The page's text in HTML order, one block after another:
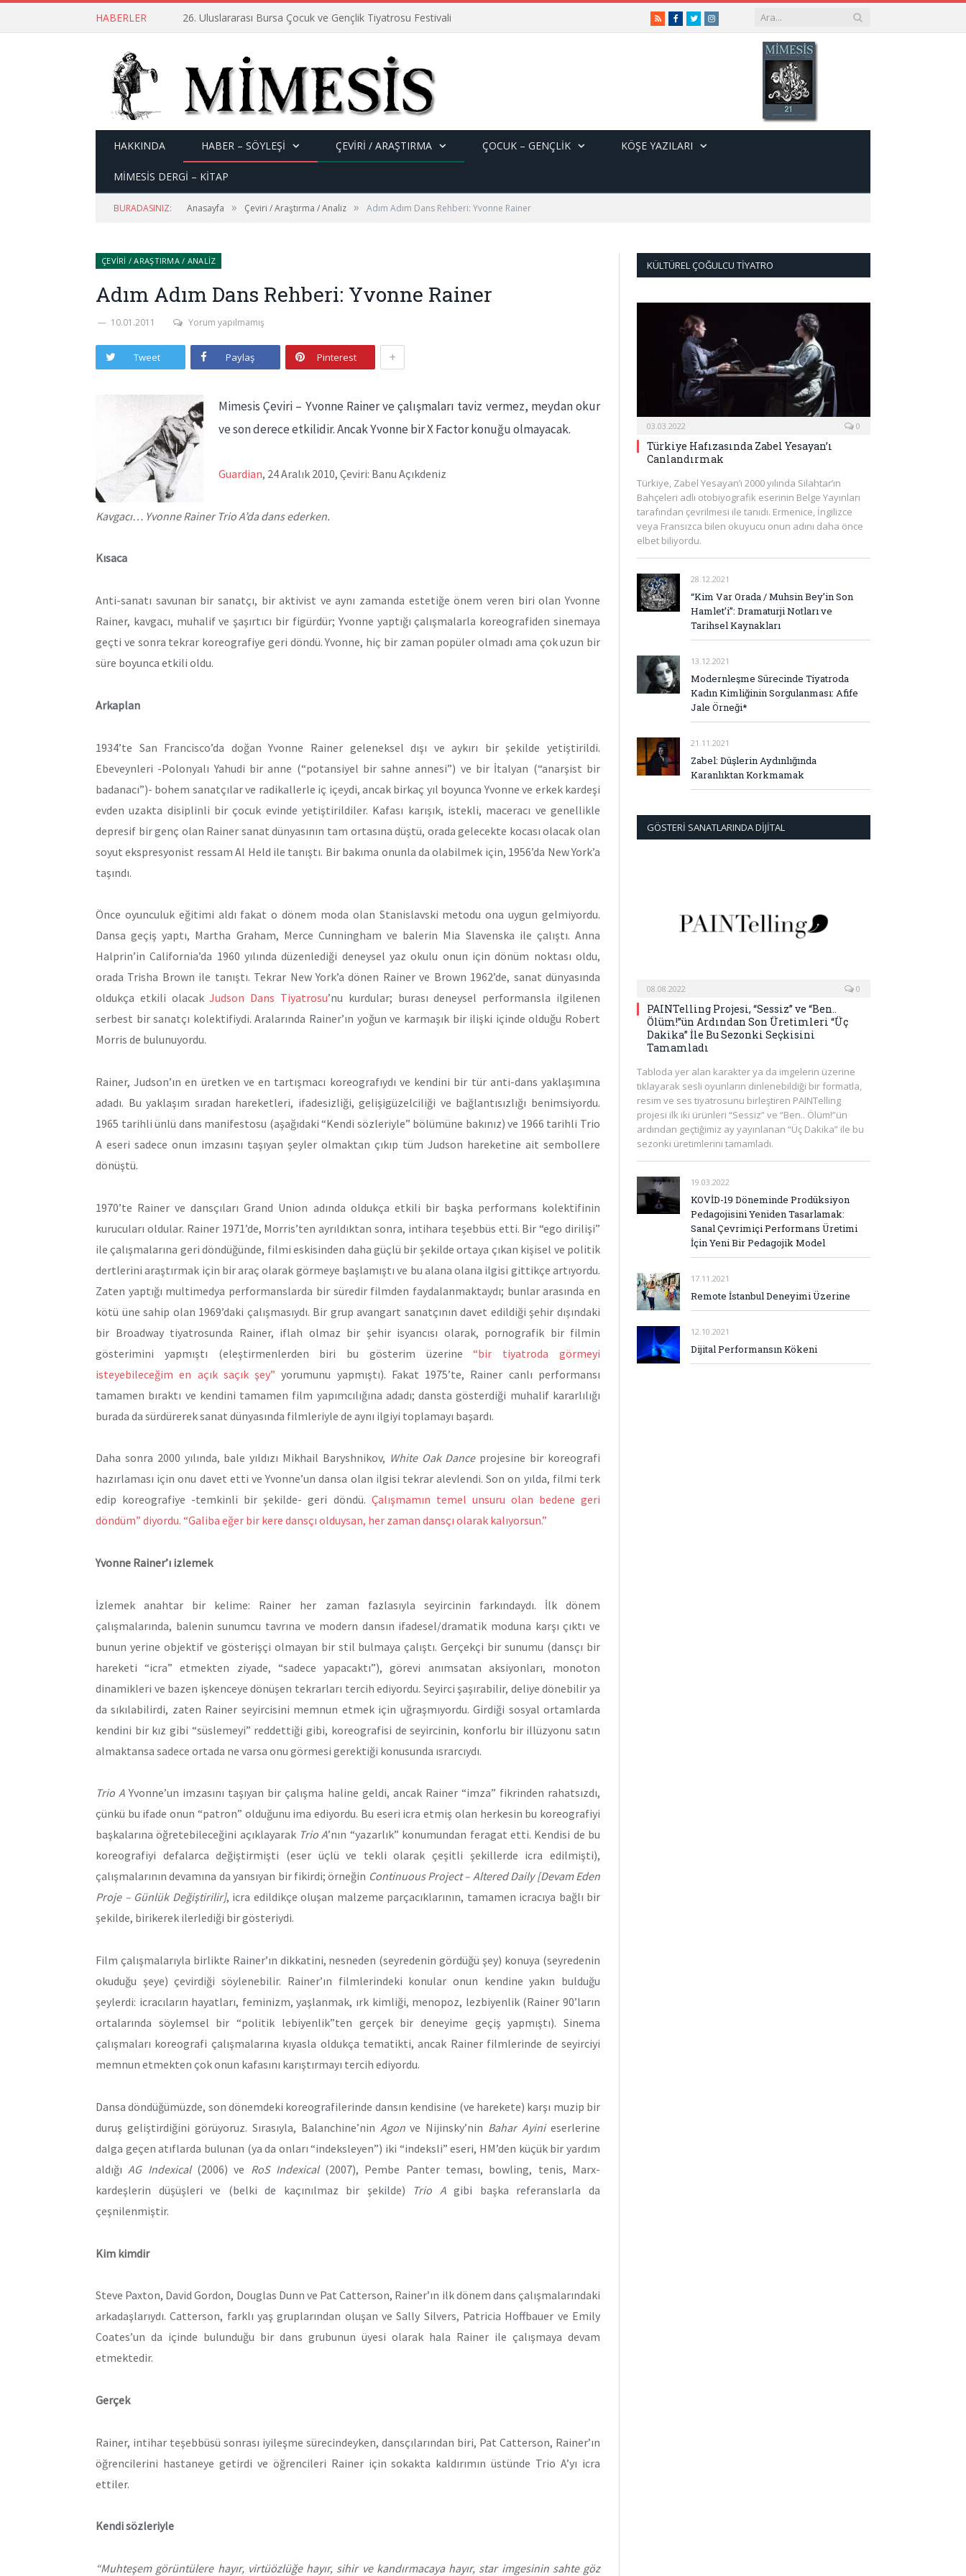
HABERLER 26. Uluslararası Bursa Çocuk ve Gençlik Tiyatrosu Festivali RSSFacebook
TwitterInstagram
HAKKINDA HABER – SÖYLEŞI ÇEVİRİ / ARAŞTIRMA ÇOCUK – GENÇLIK KÖŞE YAZILARI
MİMESİS DERGİ – KİTAP
BURADASINIZ: Anasayfa » Çeviri / Araştırma / Analiz » Adım Adım Dans Rehberi: Yvonne Rainer
ÇEVIRI / ARAŞTIRMA / ANALIZ
Adım Adım Dans Rehberi: Yvonne Rainer
10.01.2011 Yorum yapılmamış
Tweet Paylaş Pinterest +
Mimesis Çeviri – Yvonne Rainer ve çalışmaları taviz vermez, meydan okur
ve son derece etkilidir. Ancak Yvonne bir X Factor konuğu olmayacak.
Guardian, 24 Aralık 2010, Çeviri: Banu Açıkdeniz
Kavgacı… Yvonne Rainer Trio A’da dans ederken.
Kısaca
Anti-sanatı savunan bir sanatçı, bir aktivist ve aynı zamanda estetiğe önem veren biri olan Yvonne
Rainer, kavgacı, muhalif ve şaşırtıcı bir figürdür; Yvonne yaptığı çalışmalarla koreografiden sinemaya
geçti ve sonra tekrar koreografiye geri döndü. Yvonne, hiç bir zaman popüler olmadı ama çok uzun bir
süre boyunca etkili oldu.
Arkaplan
1934’te San Francisco’da doğan Yvonne Rainer geleneksel dışı ve aykırı bir şekilde yetiştirildi.
Ebeveynleri -Polonyalı Yahudi bir anne (“potansiyel bir sahne annesi”) ve bir İtalyan (“anarşist bir
badanacı”)- bohem sanatçılar ve radikallerle iç içeydi, ancak birkaç yıl boyunca Yvonne ve erkek kardeşi
evden uzakta disiplinli bir çocuk evinde yetiştirildiler. Kafası karışık, istekli, maceracı ve genellikle
depresif bir genç olan Rainer sanat dünyasının tam ortasına düştü, orada gelecekte kocası olacak olan
soyut ekspresyonist ressam Al Held ile tanıştı. Bir bakıma onunla da olabilmek için, 1956’da New York’a
taşındı.
Önce oyunculuk eğitimi aldı fakat o dönem moda olan Stanislavski metodu ona uygun gelmiyordu.
Dansa geçiş yaptı, Martha Graham, Merce Cunningham ve balerin Mia Slavenska ile çalıştı. Anna
Halprin’in California’da 1960 yılında düzenlediği deneysel yaz okulu onun için dönüm noktası oldu,
orada Trisha Brown ile tanıştı. Tekrar New York’a dönen Rainer ve Brown 1962’de, sanat dünyasında
oldukça etkili olacakJudson Dans Tiyatrosu’nu kurdular; burası deneysel performansla ilgilenen
serbest bir sanatçı kolektifiydi. Aralarında Rainer’ın yoğun ve karmaşık bir ilişki içinde olduğu Robert
Morris de bulunuyordu.
Rainer, Judson’ın en üretken ve en tartışmacı koreografıydı ve kendini bir tür anti-dans yaklaşımına
adadı. Bu yaklaşım sıradan hareketleri, ifadesizliği, gelişigüzelciliği ve bağlantısızlığı benimsiyordu.
1965 tarihli ünlü dans manifestosu (aşağıdaki “Kendi sözleriyle” bölümüne bakınız) ve 1966 tarihli Trio
A eseri sadece onun imzasını taşıyan şeyler olmaktan çıkıp tüm Judson hareketine ait sembollere
dönüştü.
1970’te Rainer ve dansçıları Grand Union adında oldukça etkili bir başka performans kolektifinin
kurucuları oldular. Rainer 1971’de, Morris’ten ayrıldıktan sonra, intihara teşebbüs etti. Bir “ego dirilişi”
ile çalışmalarına geri döndüğünde, filmi eskisinden daha güçlü bir şekilde ortaya çıkan kişisel ve politik
dertlerini araştırmak için bir araç olarak görmeye başlamıştı ve bu alana olana ilgisi gittikçe artıyordu.
Zaten yaptığı multimedya performanslarda bir süredir filmden faydalanmaktaydı; bunlar arasında en
kötü üne sahip olan 1969’daki çalışmasıydı. Bir grup avangart sanatçının davet edildiği şehir dışındaki
bir Broadway tiyatrosunda Rainer, iflah olmaz bir şehir isyancısı olarak, pornografik bir filmin
gösterimini yapmıştı (eleştirmenlerden biri bu gösterim üzerine“bir tiyatroda görmeyi
isteyebileceğim en açık saçık şey” yorumunu yapmıştı). Fakat 1975’te, Rainer canlı performansı
tamamen bıraktı ve kendini tamamen film yapımcılığına adadı; dansta gösterdiği muhalif kararlılığı
burada da sürdürerek sanat dünyasında filmleriyle de aynı ilgiyi toplamayı başardı.
Daha sonra 2000 yılında, bale yıldızı Mikhail Baryshnikov, White Oak Danceprojesine bir koreografi
hazırlaması için onu davet etti ve Yvonne’un dansa olan ilgisi tekrar alevlendi. Son on yılda, filmi terk
edip koreografiye -temkinli bir şekilde- geri döndü. Çalışmamın temel unsuru olan bedene geri
döndüm” diyordu. “Galiba eğer bir kere dansçı olduysan, her zaman dansçı olarak kalıyorsun.”
Yvonne Rainer’ı izlemek
İzlemek anahtar bir kelime: Rainer her zaman fazlasıyla seyircinin farkındaydı. İlk dönem
çalışmalarında, balenin sunumcu tavrına ve modern dansın ifadesel/dramatik moduna karşı çıktı ve
bunun yerine objektif ve gösterişçi olmayan bir stil bulmaya çalıştı. Gerçekçi bir sunumu (dansçı bir
hareketi “icra” etmekten ziyade, “sadece yapacaktı”), görevi anımsatan aksiyonları, monoton
dinamikleri ve bazen işkenceye dönüşen tekrarları tercih ediyordu. Seyirci şaşırabilir, deliye dönebilir ya
da sıkılabilirdi, zaten Rainer seyircisini memnun etmek için uğraşmıyordu. Girdiği sosyal ortamlarda
kendini bir kız gibi “süslemeyi” reddettiği gibi, koreografisi de seyircinin, konforlu bir illüzyonu satın
almaktansa sadece ortada ne varsa onu görmesi gerektiği konusunda ısrarcıydı.
Trio A Yvonne’un imzasını taşıyan bir çalışma haline geldi, ancak Rainer “imza” fikrinden rahatsızdı,
çünkü bu ifade onun “patron” olduğunu ima ediyordu. Bu eseri icra etmiş olan herkesin bu koreografiyi
başkalarına öğretebileceğini açıklayarak Trio A’nın “yazarlık” konumundan feragat etti. Kendisi de bu
koreografiyi defalarca değiştirmişti (eser üçlü ve tekli olarak çeşitli şekillerde icra edilmişti),
çalışmalarının devamına da yansıyan bir fikirdi; örneğin Continuous Project – Altered Daily [Devam Eden
Proje – Günlük Değiştirilir], icra edildikçe oluşan malzeme parçacıklarının, tamamen icracıya bağlı bir
şekilde, birikerek ilerlediği bir gösteriydi.
Film çalışmalarıyla birlikte Rainer’ın dikkatini, nesneden (seyredenin gördüğü şey) konuya (seyredenin
okuduğu şeye) çevirdiği söylenebilir. Rainer’ın filmlerindeki konular onun kendine yakın bulduğu
şeylerdi: icracıların hayatları, feminizm, yaşlanmak, ırk kimliği, menopoz, lezbiyenlik (Rainer 90’ların
ortalarında söylemsel bir “politik lebiyenlik”ten gerçek bir deneyime geçiş yapmıştı). Sinema
çalışmaları koreografi çalışmalarına kıyasla oldukça tematikti, ancak Rainer filmlerinde de seyirciyi
memnun etmekten çok onun kafasını karıştırmayı tercih ediyordu.
Dansa döndüğümüzde, son dönemdeki koreografilerinde dansın kendisine (ve harekete) karşı muzip bir
duruş geliştirdiğini görüyoruz. Sırasıyla, Balanchine’nin Agonve Nijinsky’nin Bahar Ayinieserlerine
dalga geçen atıflarda bulunan (ya da onları “indeksleyen”) iki “indeksli” eseri, HM’den küçük bir yardım
aldığı AG Indexical(2006) ve RoS Indexical(2007), Pembe Panter teması, bowling, tenis, Marx-
kardeşlerin düşüşleri ve (belki de kaçınılmaz bir şekilde)
Trio Agibi başka referanslarla da
çeşnilenmiştir.
Kim kimdir
Steve Paxton, David Gordon, Douglas Dunn ve Pat Catterson, Rainer’ın ilk dönem dans çalışmalarındaki
arkadaşlarıydı. Catterson, farklı yaş gruplarından oluşan ve Sally Silvers, Patricia Hoffbauer ve Emily
Coates’un da içinde bulunduğu bir dans grubunun üyesi olarak hala Rainer ile çalışmaya devam
etmektedir.
Gerçek
Rainer, intihar teşebbüsü sonrası iyileşme sürecindeyken, dansçılarından biri, Pat Catterson, Rainer’ın
öğrencilerini hastaneye getirdi ve öğrencileri Rainer için sokakta kaldırımın üstünde Trio A’yı icra
ettiler.
Kendi sözleriyle
“Muhteşem görüntülere hayır, virtüözlüğe hayır, sihir ve kandırmacaya hayır, star imgesinin sahte göz
KÜLTÜREL ÇOĞULCU TIYATRO
03.03.2022 0
Türkiye Hafızasında Zabel Yesayan’ı
Canlandırmak
Türkiye, Zabel Yesayan’ı 2000 yılında Silahtar’ın
Bahçeleri adlı otobiyografik eserinin Belge Yayınları
tarafından çevrilmesi ile tanıdı. Ermenice, İngilizce
veya Fransızca bilen okuyucu onun adını daha önce
elbet biliyordu.
28.12.2021
“Kim Var Orada / Muhsin Bey’in Son
Hamlet’i”: Dramaturji Notları ve
Tarihsel Kaynakları
13.12.2021
Modernleşme Sürecinde Tiyatroda
Kadın Kimliğinin Sorgulanması: Afife
Jale Örneği*
21.11.2021
Zabel: Düşlerin Aydınlığında
Karanlıktan Korkmamak
GÖSTERI SANATLARINDA DIJITAL
08.08.2022 0
PAINTelling Projesi, “Sessiz” ve “Ben..
Ölüm!”ün Ardından Son Üretimleri “Üç
Dakika” İle Bu Sezonki Seçkisini
Tamamladı
Tabloda yer alan karakter ya da imgelerin üzerine
tıklayarak sesli oyunların dinlenebildiği bir formatla,
resim ve ses tiyatrosunu birleştiren PAINTelling
projesi ilk iki ürünleri “Sessiz” ve “Ben.. Ölüm!”ün
ardından geçtiğimiz ay yayınlanan “Üç Dakika” ile bu
sezonki üretimlerini tamamladı.
19.03.2022
KOVİD-19 Döneminde Prodüksiyon
Pedagojisini Yeniden Tasarlamak:
Sanal Çevrimiçi Performans Üretimi
İçin Yeni Bir Pedagojik Model
17.11.2021
Remote İstanbul Deneyimi Üzerine
12.10.2021
Dijital Performansın Kökeni